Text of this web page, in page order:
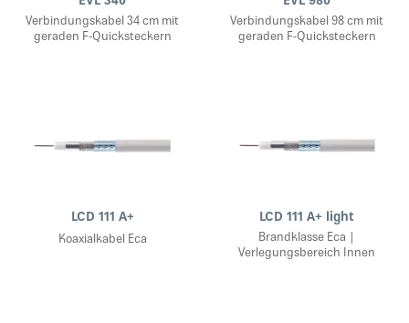
Verbindungskabel 34 cm mit
geraden F-Quicksteckern
Verbindungskabel 98 cm mit
geraden F-Quicksteckern
LCD 111 A+
Koaxialkabel Eca
LCD 111 A+ light
Brandklasse Eca |
Verlegungsbereich Innen